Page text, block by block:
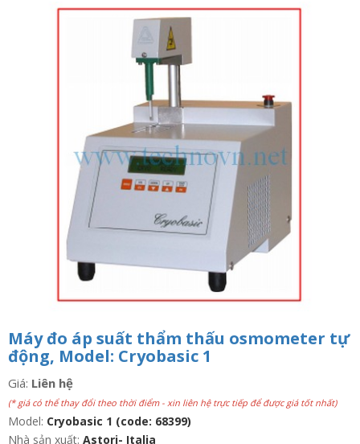
e
g
a
o
n
Máy đo áp suất thẩm thấu osmometer tự
động, Model: Cryobasic 1
Giá: Liên hệ
(* giá có thể thay đổi theo thời điểm - xin liên hệ trực tiếp để được giá tốt nhất)
Model: Cryobasic 1 (code: 68399)
Nhà sản xuất: Astori- Italia